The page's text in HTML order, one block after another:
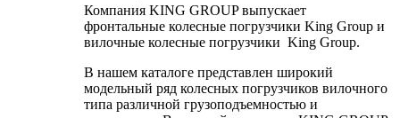
Компания KING GROUP выпускает
фронтальные колесные погрузчики King Group и
вилочные колесные погрузчики King Group.
В нашем каталоге представлен широкий
модельный ряд колесных погрузчиков вилочного
типа различной грузоподъемностью и